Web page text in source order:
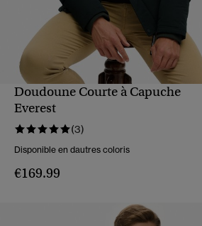
APERÇU RAPIDE
Doudoune Courte à Capuche
Everest
(3)
Disponible en dautres coloris
€169.99